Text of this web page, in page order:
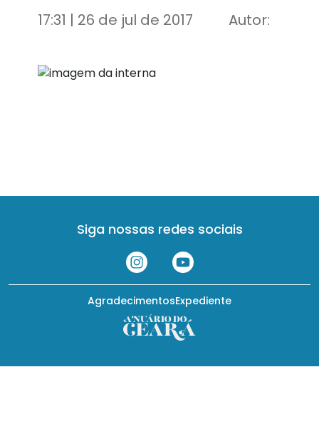
17:31 | 26 de jul de 2017 Autor:
Siga nossas redes sociais
Expediente
Agradecimentos